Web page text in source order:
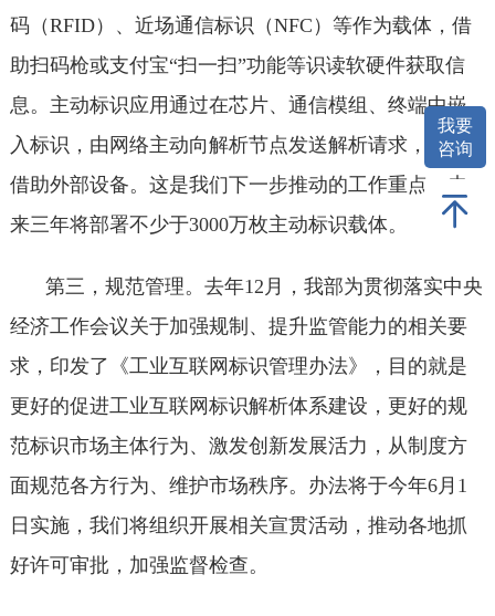
码（RFID）、近场通信标识（NFC）等作为载体，借
助扫码枪或支付宝“扫一扫”功能等识读软硬件获取信
息。主动标识应用通过在芯片、通信模组、终端中嵌
入标识，由网络主动向解析节点发送解析请求，无需
借助外部设备。这是我们下一步推动的工作重点，未
来三年将部署不少于3000万枚主动标识载体。
第三，规范管理。去年12月，我部为贯彻落实中央
经济工作会议关于加强规制、提升监管能力的相关要
求，印发了《工业互联网标识管理办法》，目的就是
更好的促进工业互联网标识解析体系建设，更好的规
范标识市场主体行为、激发创新发展活力，从制度方
面规范各方行为、维护市场秩序。办法将于今年6月1
日实施，我们将组织开展相关宣贯活动，推动各地抓
好许可审批，加强监督检查。
我要
咨询